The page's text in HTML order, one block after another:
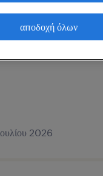
2026
αποδοχή όλων